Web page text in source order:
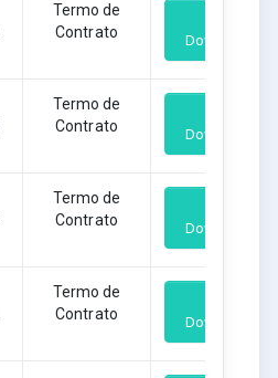
Termo de
Contrato
Download
Termo de
Contrato
Download
Termo de
Contrato
Download
Termo de
Contrato
Download